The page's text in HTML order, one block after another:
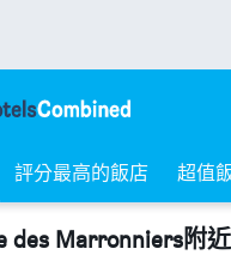
評分最高的飯店 超值
des Marronniers附